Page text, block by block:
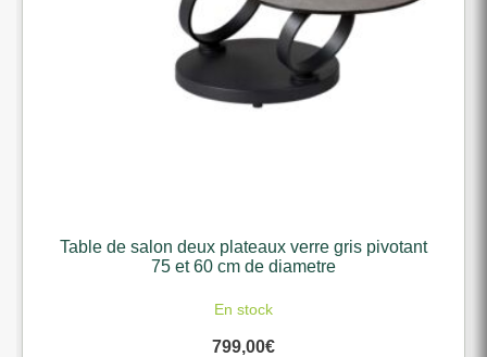
Table de salon deux plateaux verre gris pivotant
75 et 60 cm de diametre
En stock
799,00€